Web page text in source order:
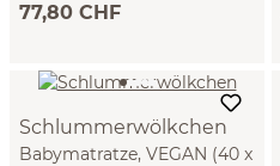
Klee, 14 x 200 cm, Bezug:
100 % Naturlatex, GOTS
77,80 CHF
Schlummerwölkchen
Babymatratze, VEGAN (40 x